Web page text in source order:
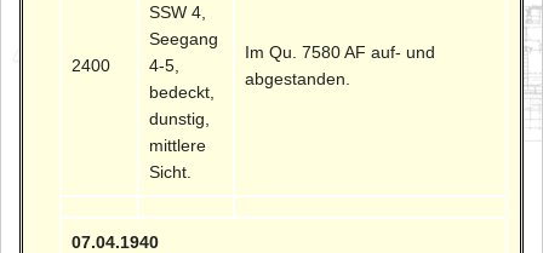
2400
SSW 4,
Seegang
4-5,
bedeckt,
dunstig,
mittlere
Sicht.
Im Qu. 7580 AF auf- und
abgestanden.
07.04.1940